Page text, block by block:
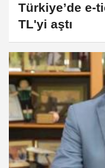
Türkiye’de e-
TL'yi aştı